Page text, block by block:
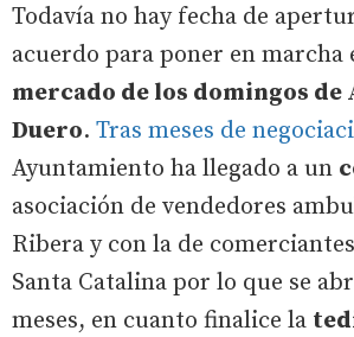
Todavía no hay fecha de
acuerdo para poner en marcha
mercado de los domingos de
Duero. Tras meses de
Ayuntamiento ha llegado a un
asociación de vendedores
Ribera y con la de
Santa Catalina por lo que se
meses, en cuanto finalice la